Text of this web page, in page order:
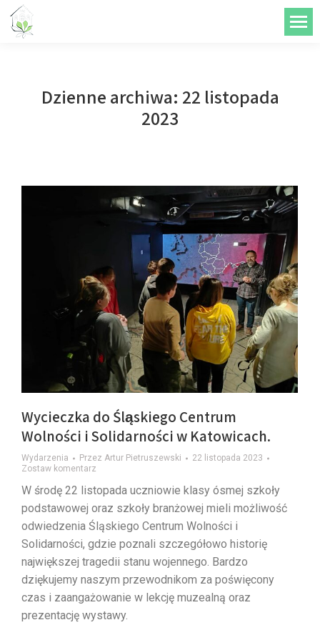
treści
Dzienne archiwa: 22 listopada
2023
Wycieczka do Śląskiego Centrum
Wolności i Solidarności w Katowicach.
Wydarzenia Przez Artur Pietruszewski
22 listopada 2023
Zostaw komentarz
W środę 22 listopada uczniowie klasy ósmej szkoły
podstawowej oraz szkoły branżowej mieli możliwość
odwiedzenia Śląskiego Centrum Wolności i
Solidarności, gdzie poznali szczegółowo historię
największej tragedii stanu wojennego. Bardzo
dziękujemy naszym przewodnikom za poświęcony
czas i zaangażowanie w lekcję muzealną oraz
prezentację wystawy.